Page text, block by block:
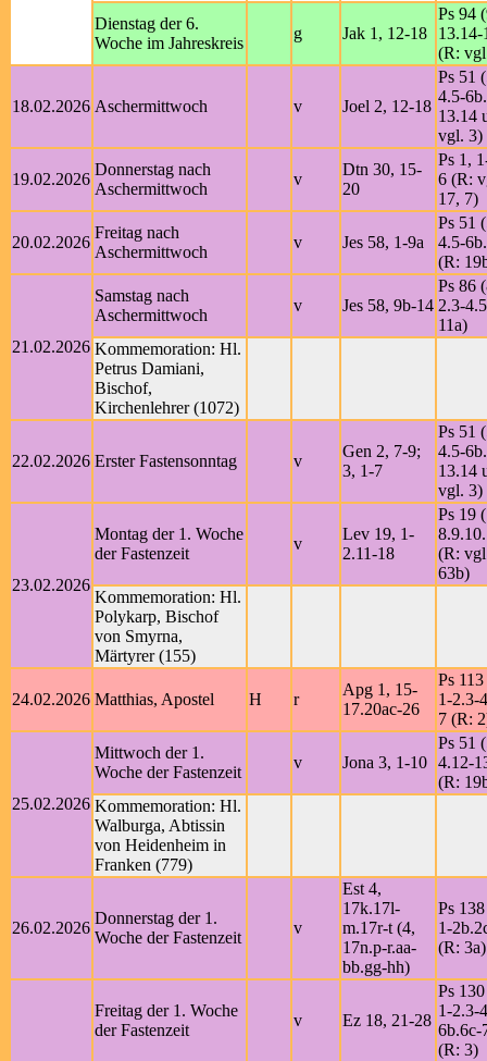
Dienstag der 6.
Woche im Jahreskreis
g Jak 1, 12-18
Ps 94
13.14-
(R:
18.02.2026 Aschermittwoch v Joel 2, 12-18
Ps 51
4.5-
13.14
vgl. 3)
19.02.2026
Donnerstag nach
Aschermittwoch
v
Dtn 30, 15-
20
Ps 1,
6 (R:
17, 7)
20.02.2026
Freitag nach
Aschermittwoch
v Jes 58, 1-9a
Ps 51
4.5-
(R:
21.02.2026
Samstag nach
Aschermittwoch
v Jes 58, 9b-14
Ps 86
2.3-
11a)
Kommemoration: Hl.
Petrus Damiani,
Bischof,
Kirchenlehrer (1072)
22.02.2026 Erster Fastensonntag v
Gen 2, 7-9;
3, 1-7
Ps 51
4.5-
13.14
vgl. 3)
23.02.2026
Montag der 1. Woche
der Fastenzeit
v
Lev 19, 1-
2.11-18
Ps 19
(R:
63b)
Kommemoration: Hl.
Polykarp, Bischof
von Smyrna,
Märtyrer (155)
24.02.2026 Matthias, Apostel H r
Apg 1, 15-
17.20ac-26
Ps
1-2.3-
7 (R:
25.02.2026
Mittwoch der 1.
Woche der Fastenzeit
v Jona 3, 1-10
Ps 51
4.12-
(R:
Kommemoration: Hl.
Walburga, Abtissin
von Heidenheim in
Franken (779)
26.02.2026
Donnerstag der 1.
Woche der Fastenzeit
v
Est 4,
17k.17l-
m.17r-t (4,
17n.p-r.aa-
bb.gg-hh)
Ps
1-
(R: 3a)
Freitag der 1. Woche
der Fastenzeit
v Ez 18, 21-28
Ps
1-2.3-
6b.6c-
(R: 3)